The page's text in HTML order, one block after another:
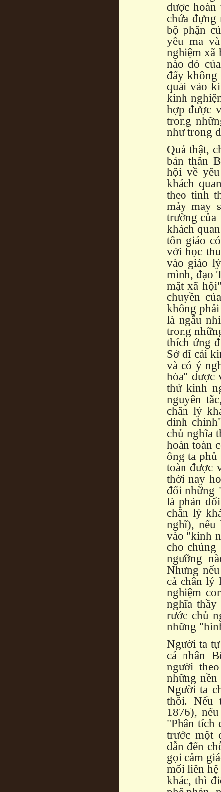
được hoàn
chứa đựng
bộ phận
yêu ma
nghiệm xã
nào đó
đấy
quái vào
kinh
hợp được
trong
như trong
Quả thật,
bản thân
hội về
khách
theo tinh
mảy may
trường của
khách
tôn giáo
với học
vào giáo
mình, đạo
mặt xã
chuyền
không
là ngẫu
trong
thích ứng
Sở dĩ cái
và có ý
hòa" được
thứ kinh
nguyên
chân lý
đính
chủ nghĩa
hoàn toàn
ông ta phủ
toàn được
thời nay
đối những
là phản
chân lý
nghĩ), nếu
vào "kinh
cho
ngưỡng
Nhưng
cả chân lý
nghiệm
nghĩa thầy
rước chủ
những
Người ta
cá nhân
người
những
Người ta
thôi. Nếu
1876),
"Phân tích
trước một
dẫn đến
gọi cảm
mối liên hệ
khác, thì